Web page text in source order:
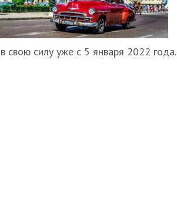
свою силу уже с 5 января 2022 года.